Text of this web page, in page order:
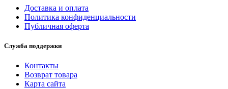
Доставка и оплата
Политика конфиденциальности
Публичная оферта
Служба поддержки
Контакты
Возврат товара
Карта сайта